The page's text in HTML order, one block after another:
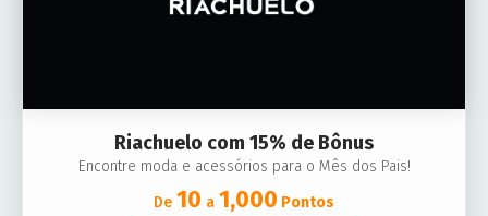
Riachuelo com 15% de Bônus
Encontre moda e acessórios para o Mês dos Pais!
De 10 a 1,000 Pontos